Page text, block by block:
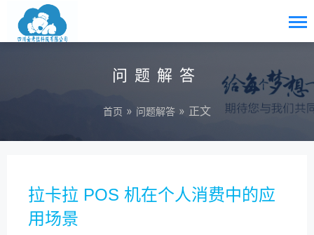
问题解答
首页 » 问题解答 » 正文
拉卡拉 POS 机在个人消费中的应
用场景